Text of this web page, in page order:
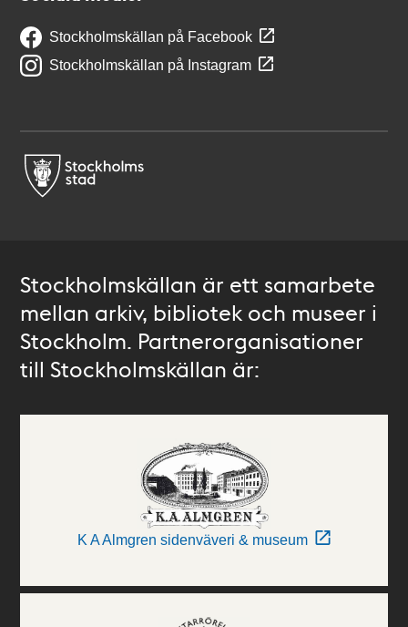
Stockholmskällan på Facebook
Stockholmskällan på Instagram
Stockholmskällan är ett samarbete
mellan arkiv, bibliotek och museer i
Stockholm. Partnerorganisationer
till Stockholmskällan är:
K A Almgren sidenväveri & museum